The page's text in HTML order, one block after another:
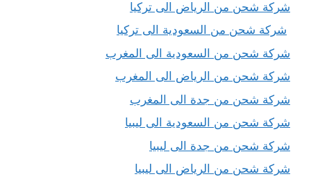
شركة شحن من الرياض الى تركيا
شركة شحن من السعودية الى تركيا
شركة شحن من السعودية الى المغرب
شركة شحن من الرياض الى المغرب
شركة شحن من جدة الى المغرب
شركة شحن من السعودية الى ليبيا
شركة شحن من جدة الى ليبيا
شركة شحن من الرياض الى ليبيا